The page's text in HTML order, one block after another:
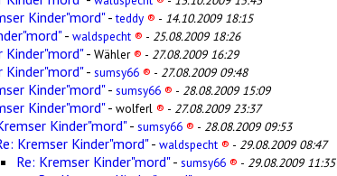
Kinder"mord"-teddy ® - 14.10.2009 18:15
- waldspecht ® - 25.08.2009 18:26
Kinder"mord"- Wähler® - 27.08.2009 16:29
Kinder"mord"- sumsy66 ® - 27.08.2009 09:48
Kinder"mord"- sumsy66 ® - 28.08.2009 15:09
Kinder"mord"- wolferl ® - 27.08.2009 23:37
Kinder"mord"- sumsy66 ® - 28.08.2009 09:53
Kremser Kinder"mord"- waldspecht ® - 29.08.2009 08:47
Re: Kremser Kinder"mord"- sumsy66 ® - 29.08.2009 11:35